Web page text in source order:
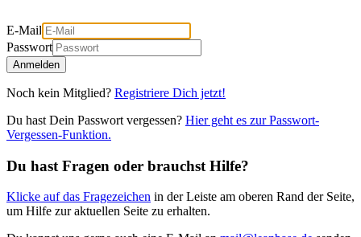
E-Mail
Passwort
Anmelden
Noch kein Mitglied? Registriere Dich jetzt!
Du hast Dein Passwort vergessen? Hier geht es zur Passwort-
Vergessen-Funktion.
Du hast Fragen oder brauchst Hilfe?
Klicke auf das Fragezeichen in der Leiste am oberen Rand der Seite,
um Hilfe zur aktuellen Seite zu erhalten.